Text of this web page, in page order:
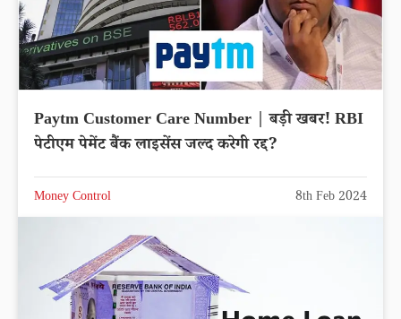
Paytm Customer Care Number | बड़ी खबर! RBI
पेटीएम पेमेंट बैंक लाइसेंस जल्द करेगी रद्द?
Money Control 8th Feb 2024